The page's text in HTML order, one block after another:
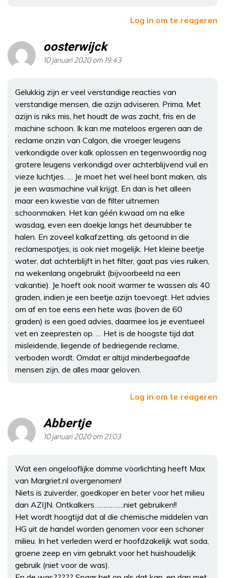
Log in om te reageren
oosterwijck
10 januari 2020 om 19:43
Gelukkig zijn er veel verstandige reacties van
verstandige mensen, die azijn adviseren. Prima. Met
azijn is niks mis, het houdt de was zacht, fris en de
machine schoon. Ik kan me mateloos ergeren aan de
reclame onzin van Calgon, die vroeger leugens
verkondigde over kalk oplossen en tegenwoordig nog
grotere leugens verkondigd over achterblijvend vuil en
vieze luchtjes. … Je moet het wel heel bont maken, als
je een wasmachine vuil krijgt. En dan is het alleen
maar een kwestie van de filter uitnemen
schoonmaken. Het kan géén kwaad om na elke
wasdag, even een doekje langs het deurrubber te
halen. En zoveel kalkafzetting, als getoond in die
reclamespotjes, is ook niet mogelijk. Het kleine beetje
water, dat achterblijft in het filter, gaat pas vies ruiken,
na wekenlang ongebruikt (bijvoorbeeld na een
vakantie). Je hoeft ook nooit warmer te wassen als 40
graden, indien je een beetje azijn toevoegt. Het advies
om af en toe eens een hete was (boven de 60
graden) is een goed advies, daarmee los je eventueel
vet en zeepresten op. … Het is de hoogste tijd dat
misleidende, liegende of bedriegende reclame,
verboden wordt. Omdat er altijd minderbegaafde
mensen zijn, de alles maar geloven.
Log in om te reageren
Abbertje
10 januari 2020 om 21:03
Wat een ongelooflijke domme voorlichting heeft Max
van Margriet.nl overgenomen!
Niets is zuiverder, goedkoper en beter voor het milieu
dan AZIJN. Ontkalkers…………….niet gebruiken!!
Het wordt hoogtijd dat al die chemische middelen van
HG uit de handel worden genomen voor een schoner
milieu. In het verleden werd er hoofdzakelijk wat soda,
groene zeep en vim gebruikt voor het huishoudelijk
gebruik (niet voor de was).